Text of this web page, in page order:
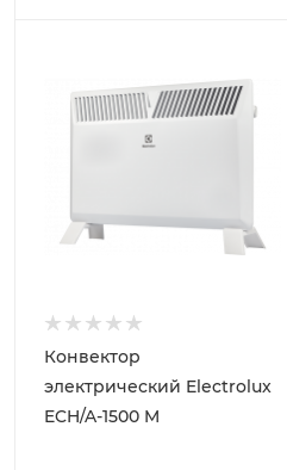
Конвектор
электрический Electrolux
ECH/A-1500 M